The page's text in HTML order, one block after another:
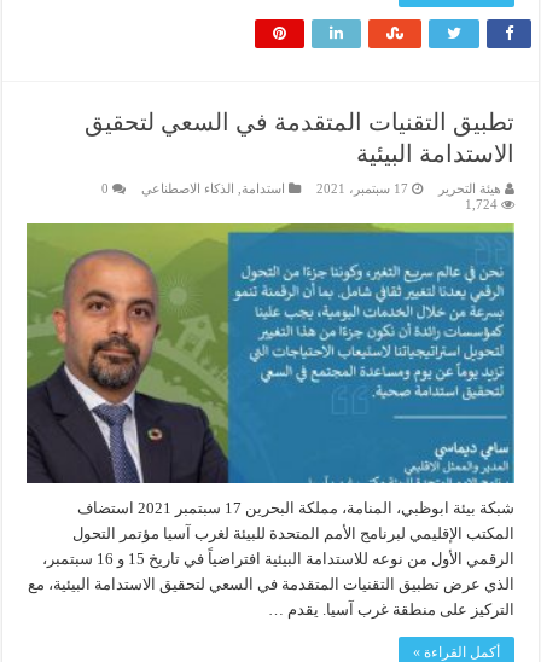
تطبيق التقنيات المتقدمة في السعي لتحقيق
الاستدامة البيئية
هيئة التحرير 17 سبتمبر، 2021 استدامة الذكاء الاصطناعي
0
1,724
شبكة بيئة ابوظبي، المنامة، مملكة البحرين 17 سبتمبر 2021 استضاف
المكتب الإقليمي لبرنامج الأمم المتحدة للبيئة لغرب آسيا مؤتمر التحول
الرقمي الأول من نوعه للاستدامة البيئية افتراضياً في تاريخ 15 و 16 سبتمبر،
الذي عرض تطبيق التقنيات المتقدمة في السعي لتحقيق الاستدامة البيئية، مع
التركيز على منطقة غرب آسيا. يقدم …
أكمل القراءة »